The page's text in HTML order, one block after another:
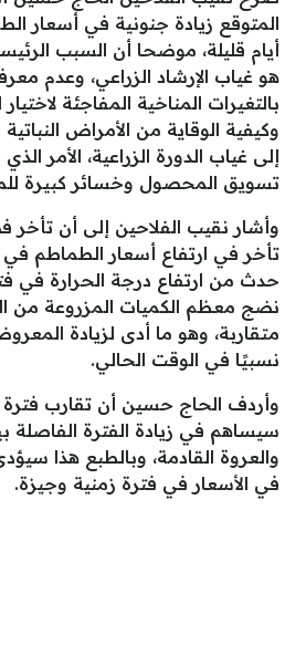
المتوقع زيادة جنونية في أسعار
أيام قليلة، موضحا أن السبب
هو غياب الإرشاد الزراعي، وعدم
بالتغيرات المناخية المفاجئة
وكيفية الوقاية من الأمراض
إلى غياب الدورة الزراعية، الأمر
تسويق المحصول وخسائر كبيرة
وأشار نقيب الفلاحين إلى أن تأخر
تأخر في ارتفاع أسعار الطماطم في
حدث من ارتفاع درجة الحرارة في
نضج معظم الكميات المزروعة من
متقاربة، وهو ما أدى لزيادة
نسبيًا في الوقت الحالي.
وأردف الحاج حسين أن تقارب
سيساهم في زيادة الفترة الفاصلة
والعروة القادمة، وبالطبع هذا
في الأسعار في فترة زمنية وجيزة.